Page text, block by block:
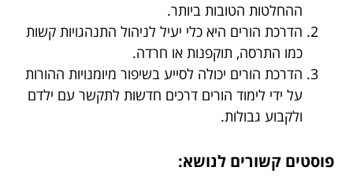
ההחלטות הטובות ביותר.
הדרכת הורים היא כלי יעיל לניהול התנהגויות קשות
כמו התרסה, תוקפנות או חרדה.
הדרכת הורים יכולה לסייע בשיפור מיומנויות ההורות
על ידי לימוד הורים דרכים חדשות לתקשר עם ילדם
ולקבוע גבולות.
פוסטים קשורים לנושא: